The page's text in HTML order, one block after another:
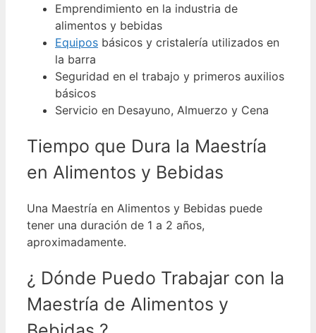
Emprendimiento en la industria de
alimentos y bebidas
Equipos básicos y cristalería utilizados en
la barra
Seguridad en el trabajo y primeros auxilios
básicos
Servicio en Desayuno, Almuerzo y Cena
Tiempo que Dura la Maestría
en Alimentos y Bebidas
Una Maestría en Alimentos y Bebidas puede
tener una duración de 1 a 2 años,
aproximadamente.
¿ Dónde Puedo Trabajar con la
Maestría de Alimentos y